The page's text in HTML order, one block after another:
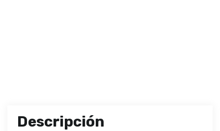
Descripción